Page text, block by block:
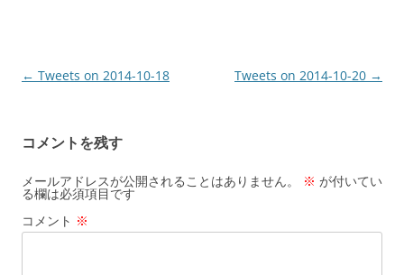
投
ビ
ゲ
ー
シ
← Tweets on 2014-10-18 Tweets on 2014-10-20 →
コメントを残す
メールアドレスが公開されることはありません。 ※ が付いてい
る欄は必須項目です
コメント ※